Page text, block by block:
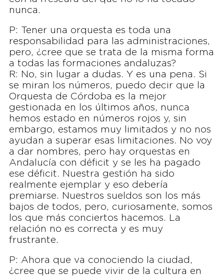
nunca.
P: Tener una orquesta es toda una
responsabilidad para las administraciones,
pero, ¿cree que se trata de la misma forma
a todas las formaciones andaluzas?
R: No, sin lugar a dudas. Y es una pena. Si
se miran los números, puedo decir que la
Orquesta de Córdoba es la mejor
gestionada en los últimos años, nunca
hemos estado en números rojos y, sin
embargo, estamos muy limitados y no nos
ayudan a superar esas limitaciones. No voy
a dar nombres, pero hay orquestas en
Andalucía con déficit y se les ha pagado
ese déficit. Nuestra gestión ha sido
realmente ejemplar y eso debería
premiarse. Nuestros sueldos son los más
bajos de todos, pero, curiosamente, somos
los que más conciertos hacemos. La
relación no es correcta y es muy
frustrante.
P: Ahora que va conociendo la ciudad,
¿cree que se puede vivir de la cultura en